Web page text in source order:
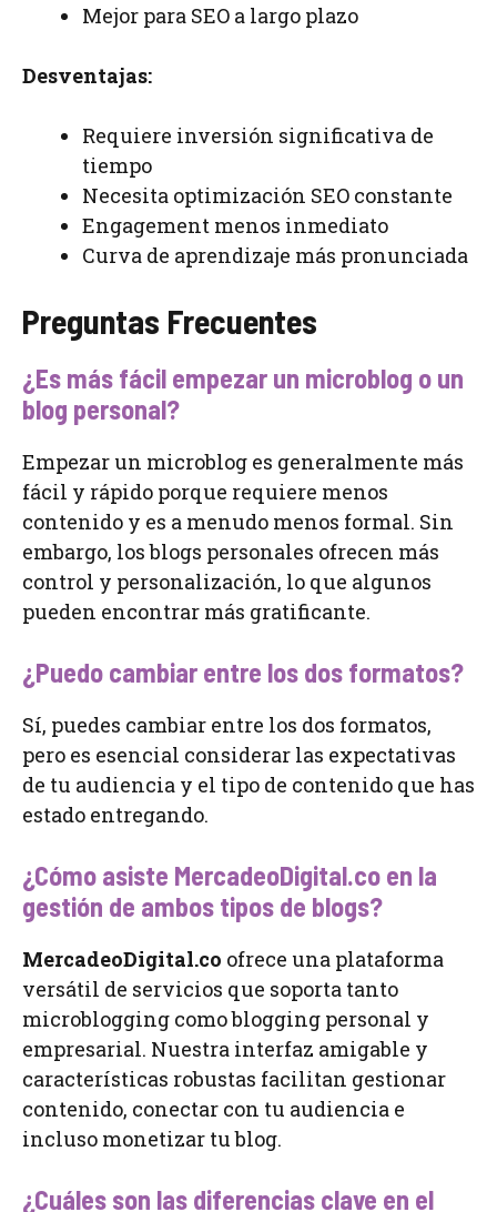
Mejor para SEO a largo plazo
Desventajas:
Requiere inversión significativa de
tiempo
Necesita optimización SEO constante
Engagement menos inmediato
Curva de aprendizaje más pronunciada
Preguntas Frecuentes
¿Es más fácil empezar un microblog o un
blog personal?
Empezar un microblog es generalmente más
fácil y rápido porque requiere menos
contenido y es a menudo menos formal. Sin
embargo, los blogs personales ofrecen más
control y personalización, lo que algunos
pueden encontrar más gratificante.
¿Puedo cambiar entre los dos formatos?
Sí, puedes cambiar entre los dos formatos,
pero es esencial considerar las expectativas
de tu audiencia y el tipo de contenido que has
estado entregando.
¿Cómo asiste MercadeoDigital.co en la
gestión de ambos tipos de blogs?
MercadeoDigital.co ofrece una plataforma
versátil de servicios que soporta tanto
microblogging como blogging personal y
empresarial. Nuestra interfaz amigable y
características robustas facilitan gestionar
contenido, conectar con tu audiencia e
incluso monetizar tu blog.
¿Cuáles son las diferencias clave en el